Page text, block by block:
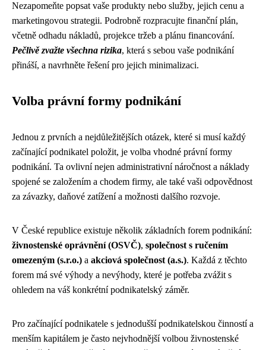
Nezapomeňte popsat vaše produkty nebo služby, jejich cenu a
marketingovou strategii. Podrobně rozpracujte finanční plán,
včetně odhadu nákladů, projekce tržeb a plánu financování.
Pečlivě zvažte všechna rizika, která s sebou vaše podnikání
přináší, a navrhněte řešení pro jejich minimalizaci.
Volba právní formy podnikání
Jednou z prvních a nejdůležitějších otázek, které si musí každý
začínající podnikatel položit, je volba vhodné právní formy
podnikání. Ta ovlivní nejen administrativní náročnost a náklady
spojené se založením a chodem firmy, ale také vaši odpovědnost
za závazky, daňové zatížení a možnosti dalšího rozvoje.
V České republice existuje několik základních forem podnikání:
živnostenské oprávnění (OSVČ), společnost s ručením
omezeným (s.r.o.) a akciová společnost (a.s.). Každá z těchto
forem má své výhody a nevýhody, které je potřeba zvážit s
ohledem na váš konkrétní podnikatelský záměr.
Pro začínající podnikatele s jednodušší podnikatelskou činností a
menším kapitálem je často nejvhodnější volbou živnostenské